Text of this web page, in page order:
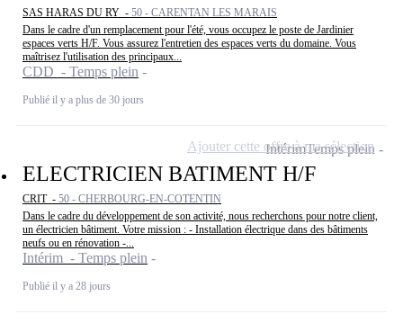
SAS HARAS DU RY - 50 - CARENTAN LES MARAIS
Dans le cadre d'un remplacement pour l'été, vous occupez le poste de Jardinier
espaces verts H/F. Vous assurez l'entretien des espaces verts du domaine. Vous
maîtrisez l'utilisation des principaux...
CDD - Temps plein
Publié il y a plus de 30 jours
ELECTRICIEN BATIMENT H/F
CRIT - 50 - CHERBOURG-EN-COTENTIN
Dans le cadre du développement de son activité, nous recherchons pour notre client,
un électricien bâtiment. Votre mission : - Installation électrique dans des bâtiments
neufs ou en rénovation -...
Intérim - Temps plein
Publié il y a 28 jours
IntérimTemps plein
Ajouter cette offre à ma sélection